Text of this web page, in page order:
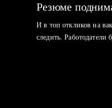
Резюме
И в топ откликов на
следить. Работодатели